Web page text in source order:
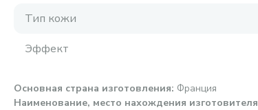
Тип кожи
Эффект
Основная страна изготовления: Франция
Наименование, место нахождения изготовителя